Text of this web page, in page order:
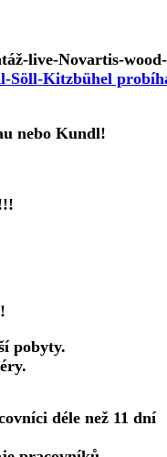
live-Novartis-
nebo Kundl!
pobyty.
déle než 11 dní